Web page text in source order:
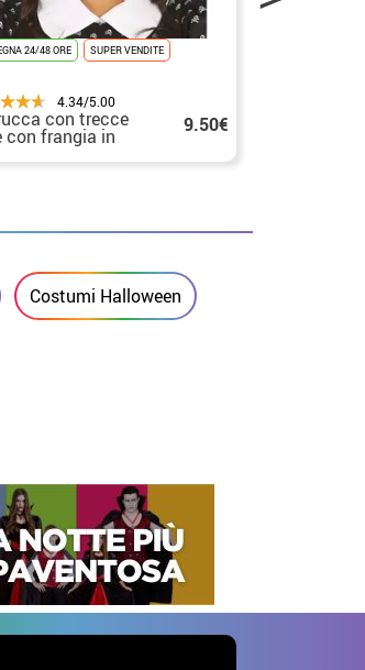
24/48 ORE SUPER VENDITE
4.34/5.00
con trecce
con frangia in 9.50€
Costumi Halloween